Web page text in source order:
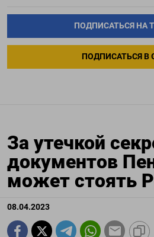
ПОДПИСАТЬСЯ НА
ПОДПИСАТЬСЯ В
За утечкой
документов
может стоять
08.04.2023